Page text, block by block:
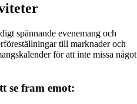
spännande evenemang och
till marknader och
för att inte missa något
se fram emot: